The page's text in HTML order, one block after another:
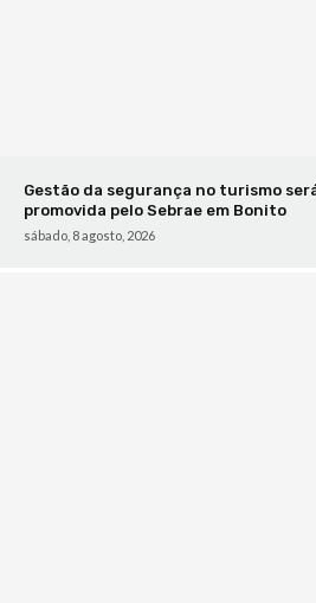
Gestão da segurança no turismo
promovida pelo Sebrae em Bonito
sábado, 8 agosto, 2026